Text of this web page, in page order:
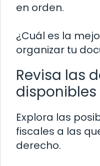
en orden.
¿Cuál es la
organizar tu
Revisa las
disponibles
Explora las
fiscales a las
derecho.